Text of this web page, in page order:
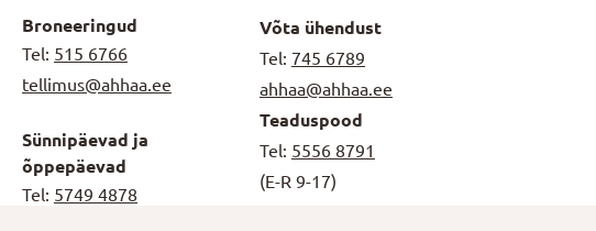
Broneeringud
Tel: 515 6766
tellimus@ahhaa.ee
Sünnipäevad ja
õppepäevad
Tel: 5749 4878
Võta ühendust
Tel: 745 6789
ahhaa@ahhaa.ee
Teaduspood
Tel: 5556 8791
(E-R 9-17)